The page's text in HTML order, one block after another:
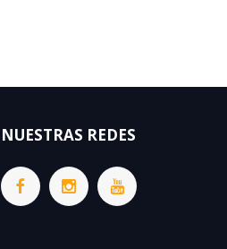
NUESTRAS REDES